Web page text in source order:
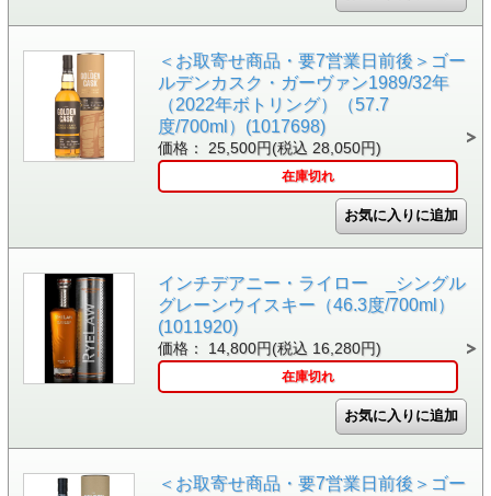
＜お取寄せ商品・要7営業日前後＞ゴー
ルデンカスク・ガーヴァン1989/32年
（2022年ボトリング）（57.7
度/700ml）(1017698)
価格： 25,500円(税込 28,050円)
在庫切れ
インチデアニー・ライロー _シングル
グレーンウイスキー（46.3度/700ml）
(1011920)
価格： 14,800円(税込 16,280円)
在庫切れ
＜お取寄せ商品・要7営業日前後＞ゴー